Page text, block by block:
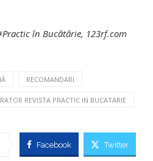
în Bucătărie, 123rf.com
RECOMANDARI
REVISTA PRACTIC IN BUCATARIE
Facebook Twitter